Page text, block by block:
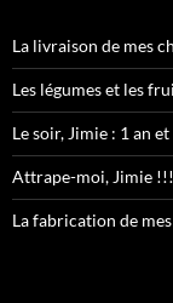
La livraison de mes
Les légumes et les
Le soir, Jimie : 1 an
Attrape-moi, Jimie !!!
La fabrication de